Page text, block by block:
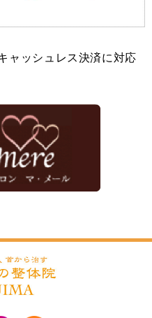
ャッシュレス決済に対応